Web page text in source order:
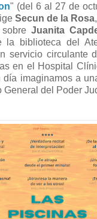
" (del 6 al 27 de
Secun de la Rosa
Juanita
la biblioteca del
servicio circulante
en el Hospital
día imaginamos a
General del Poder